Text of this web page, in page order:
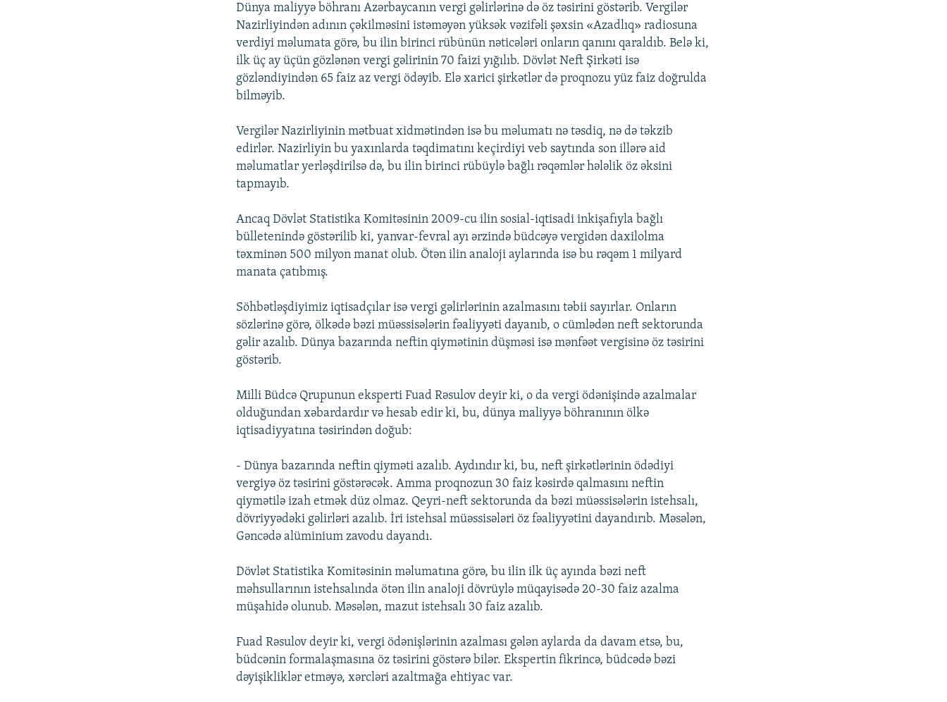
Dünya maliyyə böhranı Azərbaycanın vergi gəlirlərinə də öz təsirini göstərib. Vergilər
Nazirliyindən adının çəkilməsini istəməyən yüksək vəzifəli şəxsin «Azadlıq» radiosuna
verdiyi məlumata görə, bu ilin birinci rübünün nəticələri onların qanını qaraldıb. Belə ki,
ilk üç ay üçün gözlənən vergi gəlirinin 70 faizi yığılıb. Dövlət Neft Şirkəti isə
gözləndiyindən 65 faiz az vergi ödəyib. Elə xarici şirkətlər də proqnozu yüz faiz doğrulda
bilməyib.
Vergilər Nazirliyinin mətbuat xidmətindən isə bu məlumatı nə təsdiq, nə də təkzib
edirlər. Nazirliyin bu yaxınlarda təqdimatını keçirdiyi veb saytında son illərə aid
məlumatlar yerləşdirilsə də, bu ilin birinci rübüylə bağlı rəqəmlər hələlik öz əksini
tapmayıb.
Ancaq Dövlət Statistika Komitəsinin 2009-cu ilin sosial-iqtisadi inkişafıyla bağlı
bülletenində göstərilib ki, yanvar-fevral ayı ərzində büdcəyə vergidən daxilolma
təxminən 500 milyon manat olub. Ötən ilin analoji aylarında isə bu rəqəm 1 milyard
manata çatıbmış.
Söhbətləşdiyimiz iqtisadçılar isə vergi gəlirlərinin azalmasını təbii sayırlar. Onların
sözlərinə görə, ölkədə bəzi müəssisələrin fəaliyyəti dayanıb, o cümlədən neft sektorunda
gəlir azalıb. Dünya bazarında neftin qiymətinin düşməsi isə mənfəət vergisinə öz təsirini
göstərib.
Milli Büdcə Qrupunun eksperti Fuad Rəsulov deyir ki, o da vergi ödənişində azalmalar
olduğundan xəbardardır və hesab edir ki, bu, dünya maliyyə böhranının ölkə
iqtisadiyyatına təsirindən doğub:
- Dünya bazarında neftin qiyməti azalıb. Aydındır ki, bu, neft şirkətlərinin ödədiyi
vergiyə öz təsirini göstərəcək. Amma proqnozun 30 faiz kəsirdə qalmasını neftin
qiymətilə izah etmək düz olmaz. Qeyri-neft sektorunda da bəzi müəssisələrin istehsalı,
dövriyyədəki gəlirləri azalıb. İri istehsal müəssisələri öz fəaliyyətini dayandırıb. Məsələn,
Gəncədə alüminium zavodu dayandı.
Dövlət Statistika Komitəsinin məlumatına görə, bu ilin ilk üç ayında bəzi neft
məhsullarının istehsalında ötən ilin analoji dövrüylə müqayisədə 20-30 faiz azalma
müşahidə olunub. Məsələn, mazut istehsalı 30 faiz azalıb.
Fuad Rəsulov deyir ki, vergi ödənişlərinin azalması gələn aylarda da davam etsə, bu,
büdcənin formalaşmasına öz təsirini göstərə bilər. Ekspertin fikrincə, büdcədə bəzi
dəyişikliklər etməyə, xərcləri azaltmağa ehtiyac var.